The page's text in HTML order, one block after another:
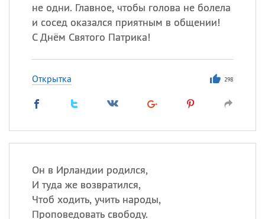
не одни. Главное, чтобы голова не болела
и сосед оказался приятным в общении!
С Днём Святого Патрика!
Открытка 298
Он в Ирландии родился,
И туда же возвратился,
Чтоб ходить, учить народы,
Проповедовать свободу.